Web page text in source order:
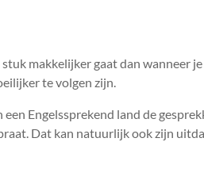
makkelijker gaat dan wanneer
te volgen zijn.
Engelssprekend land de
Dat kan natuurlijk ook zijn